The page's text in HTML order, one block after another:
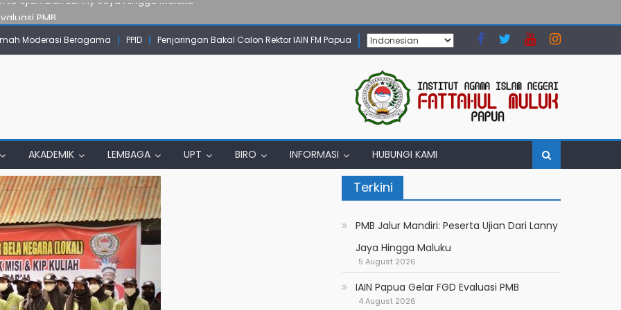
PMB
Skow Sae Kolaborasi dengan KKN UGM dan Uncen
Papua Tembus Jurnal Terindeks Google Scholar
Moderasi Beragama PPID Penjaringan Bakal Calon Rektor IAIN FM Papua
AKADEMIK LEMBAGA UPT BIRO INFORMASI HUBUNGI KAMI
Terkini
PMB Jalur Mandiri: Peserta Ujian Dari Lanny
Jaya Hingga Maluku
5 August 2026
IAIN Papua Gelar FGD Evaluasi PMB
4 August 2026